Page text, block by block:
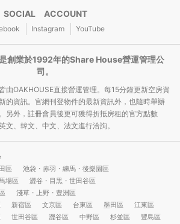
SOCIAL ACCOUNT
Instagram YouTube
是創業於1992年的Share House營運管理公
司。
由OAKHOUSE直接營運管理。每15分鐘更新空房資
的資訊。官網刊登物件的最新資訊外，也隨時舉辦
另外，註冊會員後更可獲得折抵房租的官方點數
文、韓文、中文、法文進行洽詢。
區
池袋・赤羽・練馬・後樂園區
場區
澀谷・目黒・世田谷區
淺草・上野・豊洲區
新宿區 文京區 台東區 墨田區
江東區
世田谷區 澀谷區 中野區 杉並區
豐島區